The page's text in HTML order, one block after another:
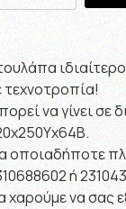
τεχνοτροπία!
να γίνει
οποιαδήποτε
ή
χαρούμε να σας